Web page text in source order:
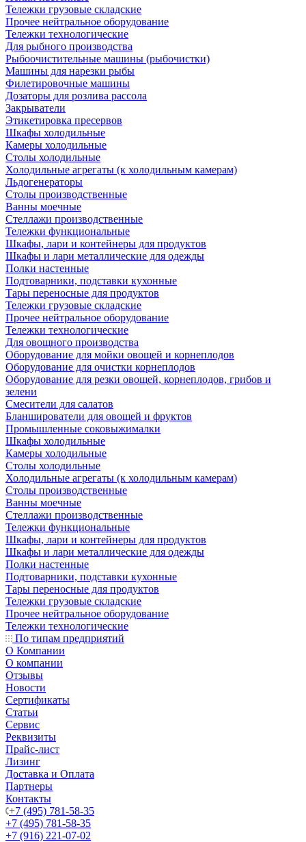
Тележки грузовые складские
Прочее нейтральное оборудование
Тележки технологические
Для рыбного производства
Рыбоочистительные машины (рыбочистки)
Машины для нарезки рыбы
Филетировочные машины
Дозаторы для розлива рассола
Закрыватели
Этикетировка пресервов
Шкафы холодильные
Камеры холодильные
Столы холодильные
Холодильные агрегаты (к холодильным камерам)
Льдогенераторы
Столы производственные
Ванны моечные
Стеллажи производственные
Тележки функциональные
Шкафы, лари и контейнеры для продуктов
Шкафы и лари металлические для одежды
Полки настенные
Подтоварники, подставки кухонные
Тары переносные для продуктов
Тележки грузовые складские
Прочее нейтральное оборудование
Тележки технологические
Для овощного производства
Оборудование для мойки овощей и корнеплодов
Оборудование для очистки корнеплодов
Оборудование для резки овощей, корнеплодов, грибов и
зелени
Смесители для салатов
Бланширователи для овощей и фруктов
Промышленные соковыжималки
Шкафы холодильные
Камеры холодильные
Столы холодильные
Холодильные агрегаты (к холодильным камерам)
Столы производственные
Ванны моечные
Стеллажи производственные
Тележки функциональные
Шкафы, лари и контейнеры для продуктов
Шкафы и лари металлические для одежды
Полки настенные
Подтоварники, подставки кухонные
Тары переносные для продуктов
Тележки грузовые складские
Прочее нейтральное оборудование
Тележки технологические
По типам предприятий
О Компании
О компании
Отзывы
Новости
Сертификаты
Статьи
Сервис
Реквизиты
Прайс-лист
Лизинг
Доставка и Оплата
Партнеры
Контакты
+7 (495) 781-58-35
+7 (495) 781-58-35
+7 (916) 221-07-02